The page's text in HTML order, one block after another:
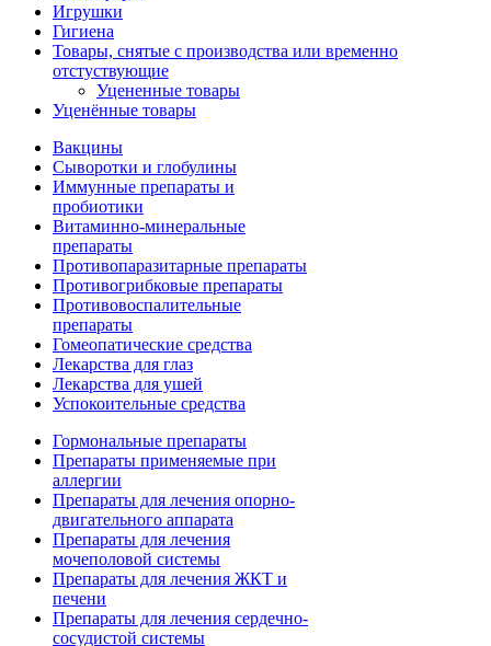
Игрушки
Гигиена
Товары, снятые с производства или временно
отстуствующие
Уцененные товары
Уценённые товары
Вакцины
Сыворотки и глобулины
Иммунные препараты и
пробиотики
Витаминно-минеральные
препараты
Противопаразитарные препараты
Противогрибковые препараты
Противовоспалительные
препараты
Гомеопатические средства
Лекарства для глаз
Лекарства для ушей
Успокоительные средства
Гормональные препараты
Препараты применяемые при
аллергии
Препараты для лечения опорно-
двигательного аппарата
Препараты для лечения
мочеполовой системы
Препараты для лечения ЖКТ и
печени
Препараты для лечения сердечно-
сосудистой системы